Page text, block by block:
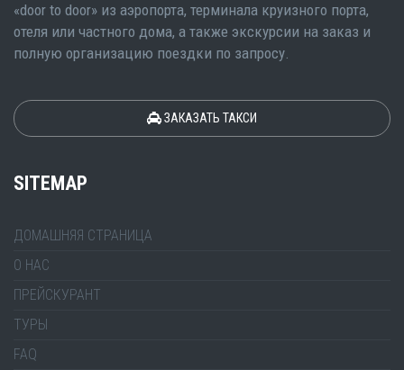
«door to door» из аэропорта, терминала круизного порта,
отеля или частного дома, а также экскурсии на заказ и
полную организацию поездки по запросу.
ЗАКАЗАТЬ ТАКСИ
SITEMAP
ДОМАШНЯЯ СТРАНИЦА
О НАС
ПРЕЙСКУРАНТ
ТУРЫ
FAQ